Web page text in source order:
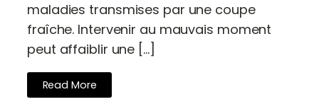
maladies transmises par une coupe
fraîche. Intervenir au mauvais moment
peut affaiblir une […]
Read More